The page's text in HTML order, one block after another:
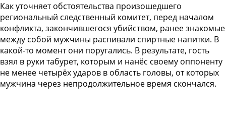
Как уточняет обстоятельства произошедшего
региональный следственный комитет, перед началом
конфликта, закончившегося убийством, ранее знакомые
между собой мужчины распивали спиртные напитки. В
какой-то момент они поругались. В результате, гость
взял в руки табурет, которым и нанёс своему оппоненту
не менее четырёх ударов в область головы, от которых
мужчина через непродолжительное время скончался.